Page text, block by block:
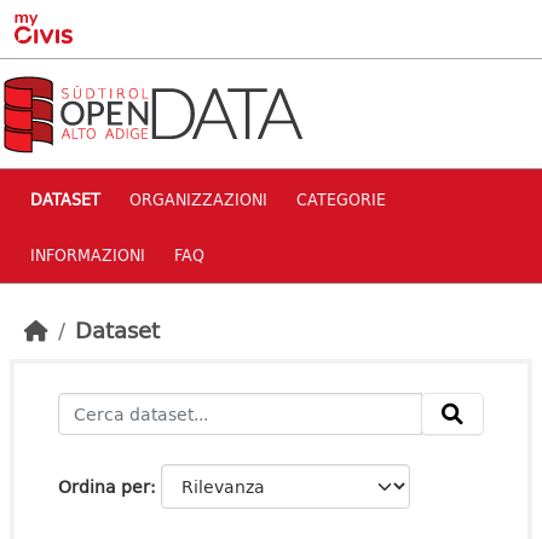
Skip to main content
DATASET ORGANIZZAZIONI CATEGORIE
INFORMAZIONI FAQ
Dataset
Ordina per